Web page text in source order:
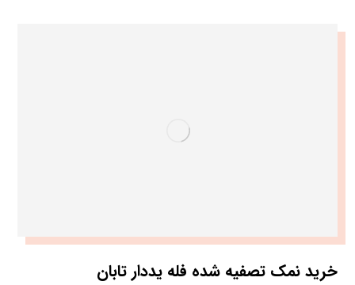
خرید نمک تصفیه شده فله یددار تابان